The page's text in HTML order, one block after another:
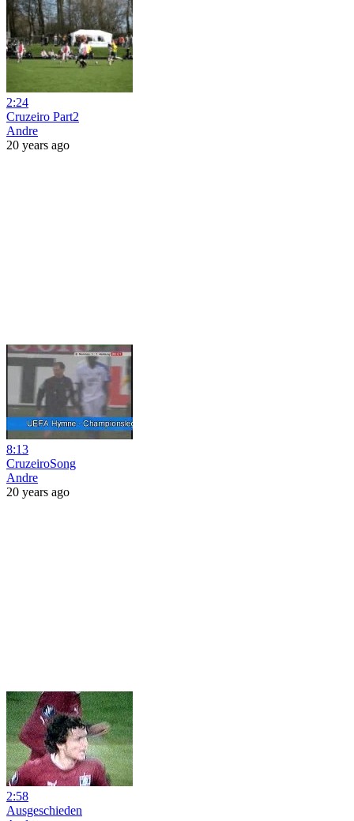
2:24
Cruzeiro Part2
Andre
20 years ago
8:13
CruzeiroSong
Andre
20 years ago
2:58
Ausgeschieden